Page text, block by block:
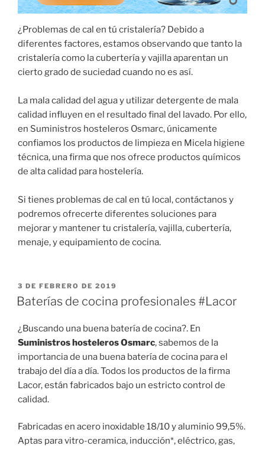
¿Problemas de cal en tú cristalería? Debido a
diferentes factores, estamos observando que tanto la
cristalería como la cubertería y vajilla aparentan un
cierto grado de suciedad cuando no es así.
La mala calidad del agua y utilizar detergente de mala
calidad influyen en el resultado final del lavado. Por ello,
en Suministros hosteleros Osmarc, únicamente
confiamos los productos de limpieza en Micela higiene
técnica, una firma que nos ofrece productos químicos
de alta calidad para hostelería.
Si tienes problemas de cal en tú local, contáctanos y
podremos ofrecerte diferentes soluciones para
mejorar y mantener tu cristalería, vajilla, cubertería,
menaje, y equipamiento de cocina.
PUBLICADO
EL
3 DE FEBRERO DE 2019
Baterías de cocina profesionales #Lacor
¿Buscando una buena batería de cocina?. En
Suministros hosteleros Osmarc, sabemos de la
importancia de una buena batería de cocina para el
trabajo del día a día. Todos los productos de la firma
Lacor, están fabricados bajo un estricto control de
calidad.
Fabricadas en acero inoxidable 18/10 y aluminio 99,5%.
Aptas para vitro-ceramica, inducción*, eléctrico, gas,